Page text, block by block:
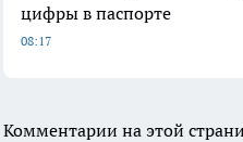
цифры в паспорте
08:17
Комментарии на этой